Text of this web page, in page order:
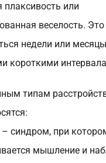
плаксивость или
веселость. Это
недели или
короткими
типам
синдром, при
мышление и